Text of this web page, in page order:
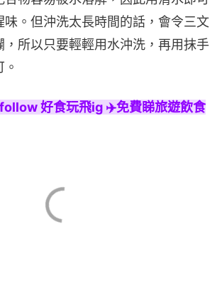
味。但沖洗太長時間的話，會令三文
，所以只要輕輕用水沖洗，再用抹手
好食玩飛ig ✈️免費睇旅遊飲食